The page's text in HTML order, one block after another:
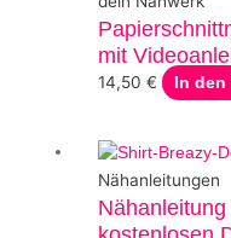
mit
14,50€ In
Nähanleitungen
Nähanleitung